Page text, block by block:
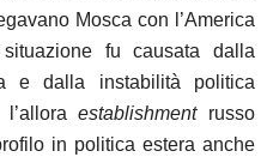
Mosca con l’America
fu causata dalla
e dalla instabilità politica
l’alloraestablishmentrusso
in politica estera anche